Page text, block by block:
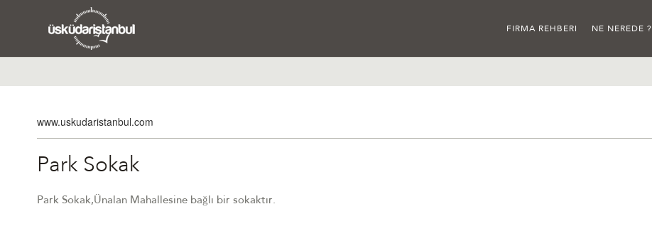
FIRMA REHBERI NE NEREDE ?
www.uskudaristanbul.com
Park Sokak
Park Sokak,Ünalan Mahallesine bağlı bir sokaktır.